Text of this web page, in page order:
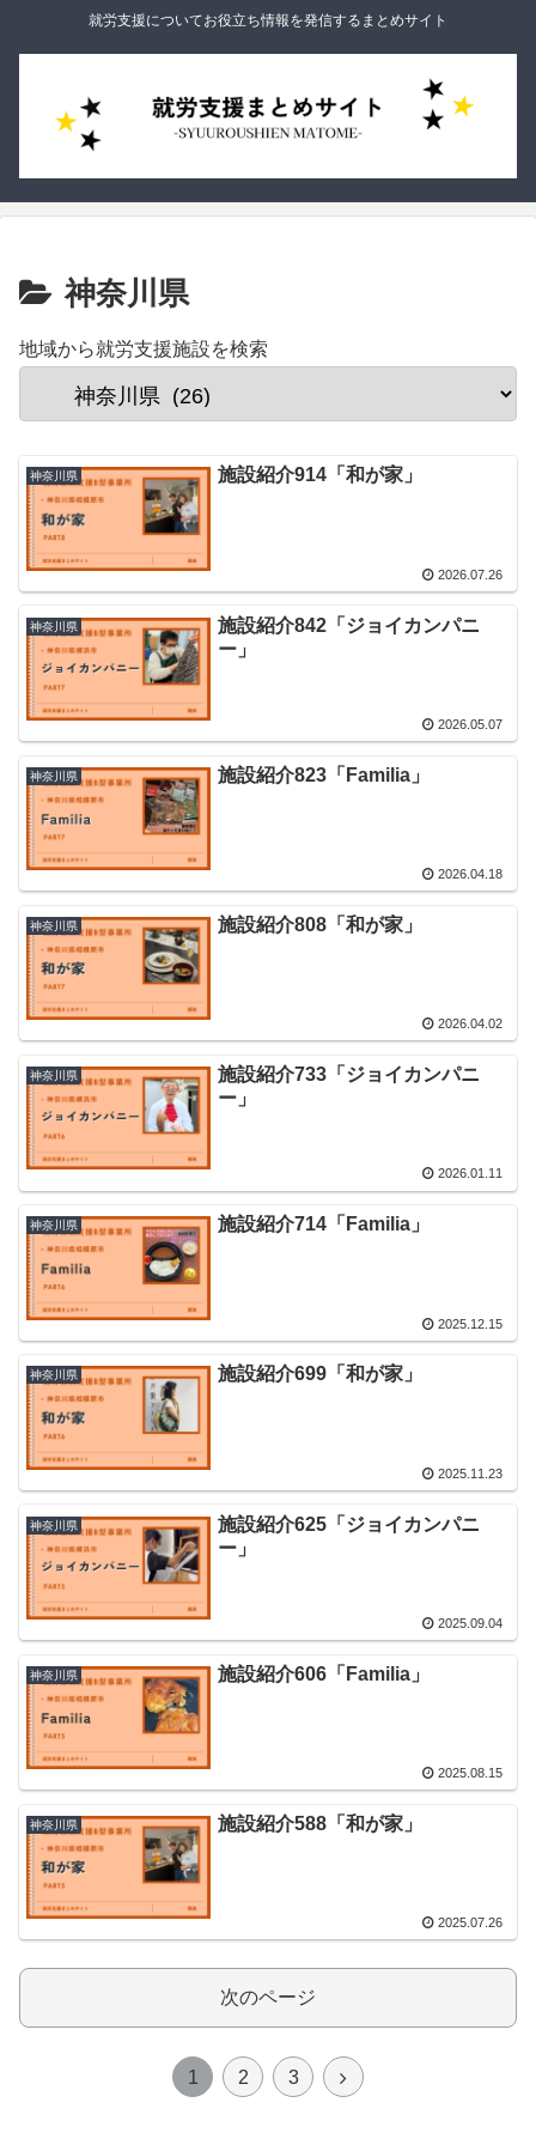
就労支援についてお役立ち情報を発信するまとめサイト
神奈川県
地域から就労支援施設を検索
神奈川県 施設紹介914「和が家」
2026.07.26
神奈川県
施設紹介842「ジョイカンパニ
ー」
2026.05.07
神奈川県 施設紹介823「Familia」
2026.04.18
神奈川県 施設紹介808「和が家」
2026.04.02
神奈川県
施設紹介733「ジョイカンパニ
ー」
2026.01.11
神奈川県 施設紹介714「Familia」
2025.12.15
神奈川県 施設紹介699「和が家」
2025.11.23
神奈川県
施設紹介625「ジョイカンパニ
ー」
2025.09.04
神奈川県 施設紹介606「Familia」
2025.08.15
神奈川県 施設紹介588「和が家」
2025.07.26
次のページ
1 2 3
次